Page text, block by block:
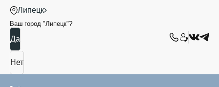
Липецк
Ваш город "Липецк"?